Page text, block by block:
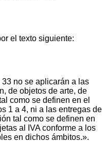
el texto siguiente:
no se aplicarán a las
de objetos de arte, de
como se definen en el
1 a 4, ni a las entregas de
tal como se definen en
al IVA conforme a los
en dichos ámbitos.».